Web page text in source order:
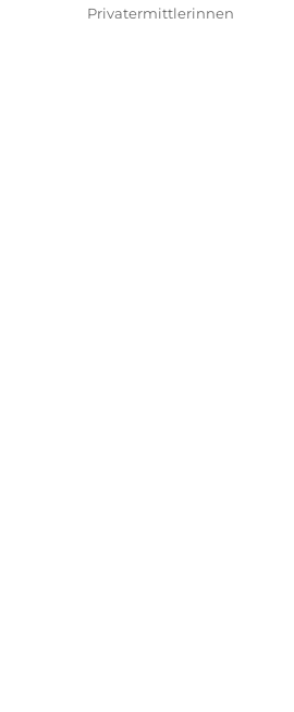
Privatermittlerinnen